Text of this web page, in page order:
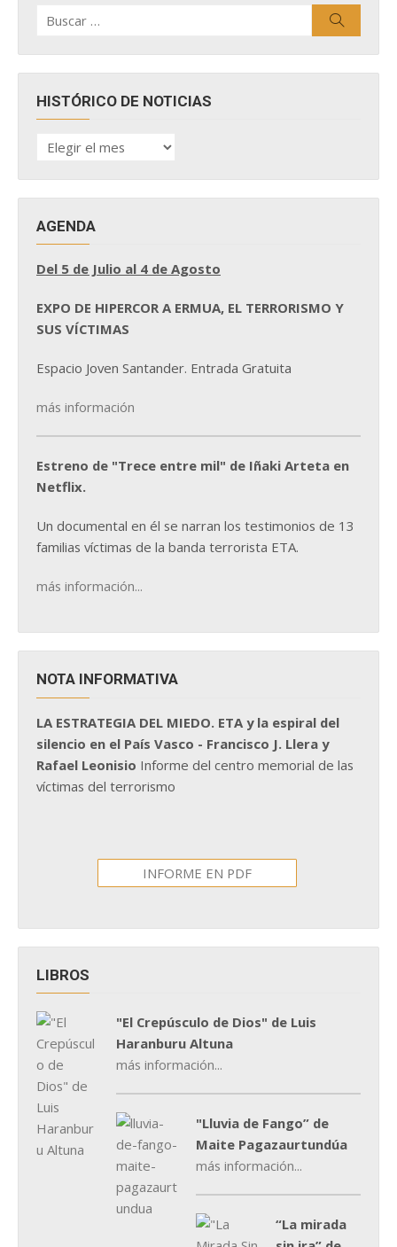
por:
HISTÓRICO DE NOTICIAS
HISTÓRICO
DE
AGENDA
Del 5 de Julio al 4 de Agosto
EXPO DE HIPERCOR A ERMUA, EL TERRORISMO Y
SUS VÍCTIMAS
Espacio Joven Santander. Entrada Gratuita
más información
Estreno de "Trece entre mil" de Iñaki Arteta en
Netflix.
Un documental en él se narran los testimonios de 13
familias víctimas de la banda terrorista ETA.
más información...
NOTA INFORMATIVA
LA ESTRATEGIA DEL MIEDO. ETA y la espiral del
silencio en el País Vasco - Francisco J. Llera y
Rafael Leonisio Informe del centro memorial de las
víctimas del terrorismo
INFORME EN PDF
LIBROS
"El Crepúsculo de Dios" de Luis
Haranburu Altuna
más información...
"Lluvia de Fango” de
Maite Pagazaurtundúa
más información...
“La mirada